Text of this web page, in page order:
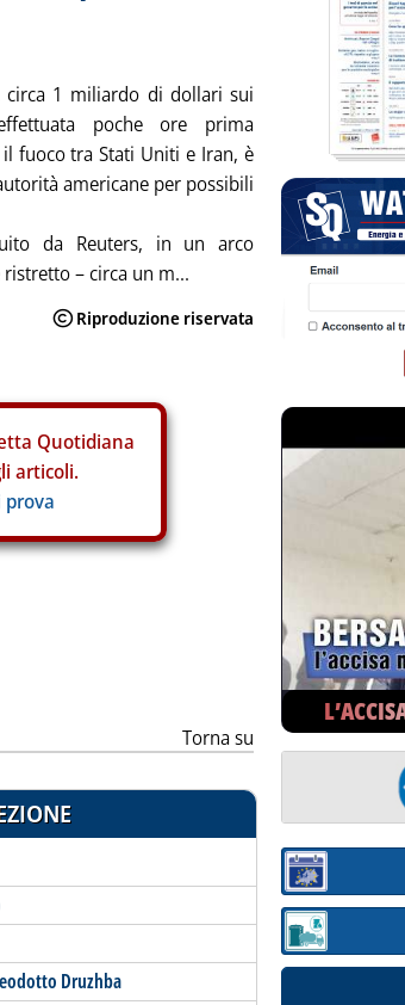
circa 1 miliardo di dollari sui
poche ore prima
il fuoco tra Stati Uniti e Iran, è
americane per possibili
da Reuters, in un arco
– circa un m...
Quotidiana
articoli.
Torna su
Druzhba
Sezione:
Sezione: